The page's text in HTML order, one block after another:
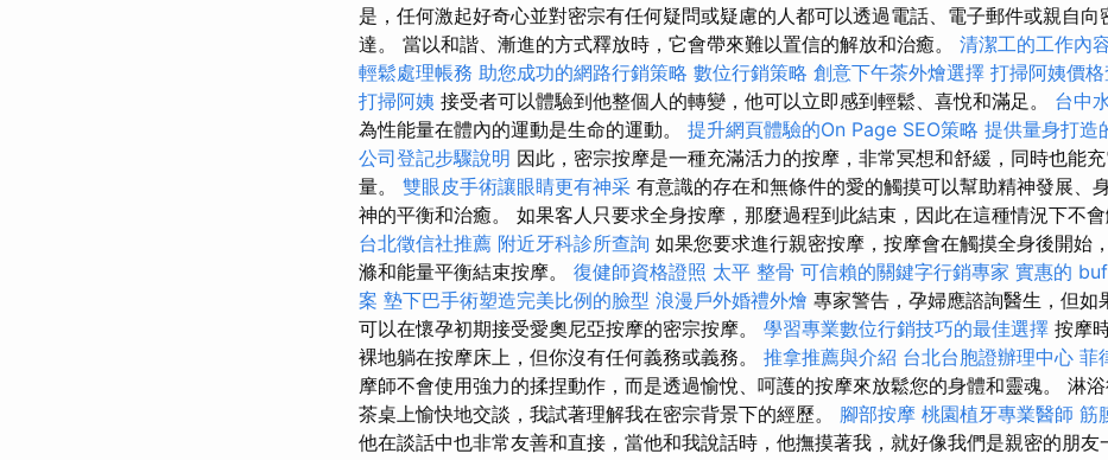
是，任何激起好奇心並對密宗有任何疑問或疑慮的人都可以透過電話、電子郵件或親自向
達。 當以和諧、漸進的方式釋放時，它會帶來難以置信的解放和治癒。 清潔工的工作內
輕鬆處理帳務 助您成功的網路行銷策略 數位行銷策略 創意下午茶外燴選擇 打掃阿姨價
打掃阿姨 接受者可以體驗到他整個人的轉變，他可以立即感到輕鬆、喜悅和滿足。 台中
為性能量在體內的運動是生命的運動。 提升網頁體驗的On Page SEO策略 提供量身打造
公司登記步驟說明 因此，密宗按摩是一種充滿活力的按摩，非常冥想和舒緩，同時也能
量。 雙眼皮手術讓眼睛更有神采 有意識的存在和無條件的愛的觸摸可以幫助精神發展、
神的平衡和治癒。 如果客人只要求全身按摩，那麼過程到此結束，因此在這種情況下不會
台北徵信社推薦 附近牙科診所查詢 如果您要求進行親密按摩，按摩會在觸摸全身後開始
滌和能量平衡結束按摩。 復健師資格證照 太平 整骨 可信賴的關鍵字行銷專家 實惠的
案 墊下巴手術塑造完美比例的臉型 浪漫戶外婚禮外燴 專家警告，孕婦應諮詢醫生，但如
可以在懷孕初期接受愛奧尼亞按摩的密宗按摩。 學習專業數位行銷技巧的最佳選擇 按摩
裸地躺在按摩床上，但你沒有任何義務或義務。 推拿推薦與介紹 台北台胞證辦理中心 菲
摩師不會使用強力的揉捏動作，而是透過愉悅、呵護的按摩來放鬆您的身體和靈魂。 淋
茶桌​​上愉快地交談，我試著理解我在密宗背景下的經歷。 腳部按摩 桃園植牙專業醫師 筋
他在談話中也非常友善和直接，當他和我說話時，他撫摸著我，就好像我們是親密的朋友